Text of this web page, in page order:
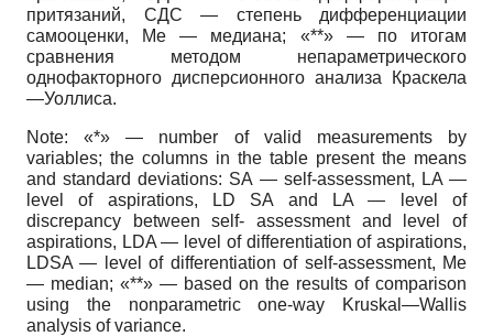
притязаний, СДС — степень дифференциации
самооценки, Ме — медиана; «**» — по итогам
сравнения методом непараметрического
однофакторного дисперсионного анализа Краскела
—Уоллиса.
Note: «*» — number of valid measurements by
variables; the columns in the table present the means
and standard deviations: SA — self-assessment, LA —
level of aspirations, LD SA and LA — level of
discrepancy between self- assessment and level of
aspirations, LDA — level of differentiation of aspirations,
LDSA — level of differentiation of self-assessment, Me
— median; «**» — based on the results of comparison
using the nonparametric one-way Kruskal—Wallis
analysis of variance.